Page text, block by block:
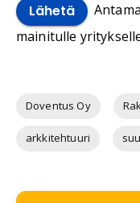
Lähetä
mainitulle
Doventus Oy
arkkitehtuuri